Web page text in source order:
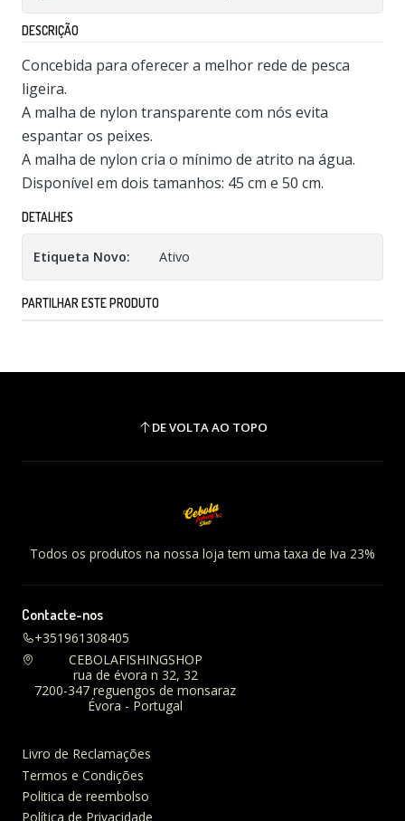
DESCRIÇÃO
Concebida para oferecer a melhor rede de pesca
ligeira.
A malha de nylon transparente com nós evita
espantar os peixes.
A malha de nylon cria o mínimo de atrito na água.
Disponível em dois tamanhos: 45 cm e 50 cm.
DETALHES
Etiqueta Novo: Ativo
PARTILHAR ESTE PRODUTO
DE VOLTA AO TOPO
Todos os produtos na nossa loja tem uma taxa de Iva 23%
Contacte-nos
+351961308405
CEBOLAFISHINGSHOP
rua de évora n 32, 32
7200-347 reguengos de monsaraz
Évora - Portugal
Livro de Reclamações
Termos e Condições
Politica de reembolso
Política de Privacidade